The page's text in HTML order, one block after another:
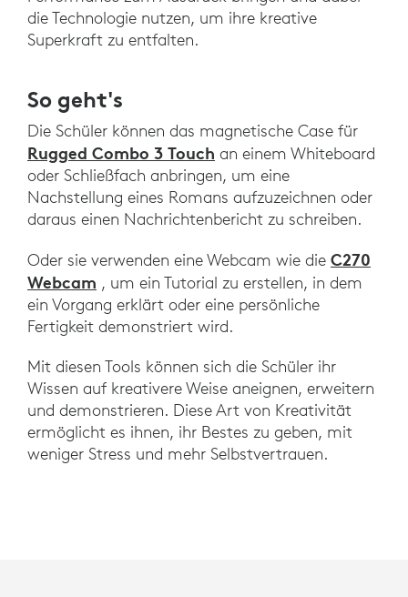
die Technologie nutzen, um ihre kreative
Superkraft zu entfalten.
So geht's
Die Schüler können das magnetische Case für
Rugged Combo 3 Touch an einem Whiteboard
oder Schließfach anbringen, um eine
Nachstellung eines Romans aufzuzeichnen oder
daraus einen Nachrichtenbericht zu schreiben.
Oder sie verwenden eine Webcam wie die C270
Webcam , um ein Tutorial zu erstellen, in dem
ein Vorgang erklärt oder eine persönliche
Fertigkeit demonstriert wird.
Mit diesen Tools können sich die Schüler ihr
Wissen auf kreativere Weise aneignen, erweitern
und demonstrieren. ​​Diese Art von Kreativität
ermöglicht es ihnen, ihr Bestes zu geben, mit
weniger Stress und mehr Selbstvertrauen.